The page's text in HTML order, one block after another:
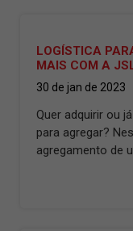
LOGÍSTICA
MAIS COM A
30 de jan de 2023
Quer adquirir ou
para agregar?
agregamento de